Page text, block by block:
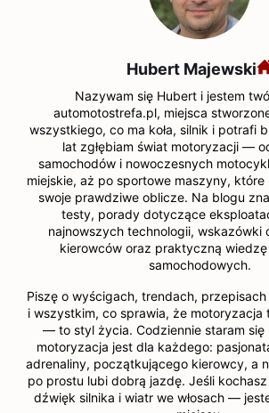
Hubert Majewski
Nazywam się Hubert i jestem
automotostrefa.pl, miejsca
wszystkiego, co ma koła, silnik i potrafi
lat zgłębiam świat motoryzacji —
samochodów i nowoczesnych
miejskie, aż po sportowe maszyny,
swoje prawdziwe oblicze. Na blogu
testy, porady dotyczące
najnowszych technologii, wskazówki
kierowców oraz praktyczną
samochodowych.
Piszę o wyścigach, trendach,
i wszystkim, co sprawia, że motoryzacja
— to styl życia. Codziennie staram
motoryzacja jest dla każdego:
adrenaliny, początkującego kierowcy, a
po prostu lubi dobrą jazdę. Jeśli
dźwięk silnika i wiatr we włosach —